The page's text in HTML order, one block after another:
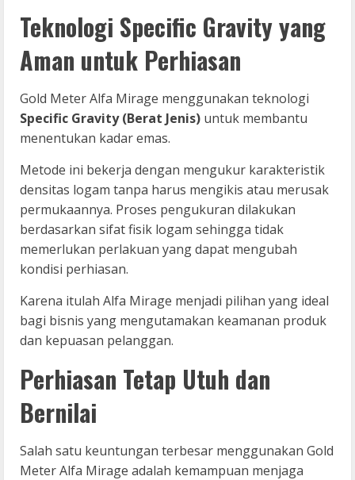
Teknologi Specific Gravity yang
Aman untuk Perhiasan
Gold Meter Alfa Mirage menggunakan teknologi
Specific Gravity (Berat Jenis) untuk membantu
menentukan kadar emas.
Metode ini bekerja dengan mengukur karakteristik
densitas logam tanpa harus mengikis atau merusak
permukaannya. Proses pengukuran dilakukan
berdasarkan sifat fisik logam sehingga tidak
memerlukan perlakuan yang dapat mengubah
kondisi perhiasan.
Karena itulah Alfa Mirage menjadi pilihan yang ideal
bagi bisnis yang mengutamakan keamanan produk
dan kepuasan pelanggan.
Perhiasan Tetap Utuh dan
Bernilai
Salah satu keuntungan terbesar menggunakan Gold
Meter Alfa Mirage adalah kemampuan menjaga